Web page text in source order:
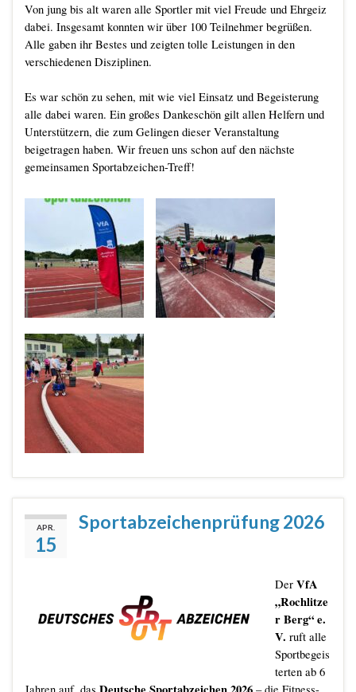
Von jung bis alt waren alle Sportler mit viel Freude und Ehrgeiz
dabei. Insgesamt konnten wir über 100 Teilnehmer begrüßen.
Alle gaben ihr Bestes und zeigten tolle Leistungen in den
verschiedenen Disziplinen.
Es war schön zu sehen, mit wie viel Einsatz und Begeisterung
alle dabei waren. Ein großes Dankeschön gilt allen Helfern und
Unterstützern, die zum Gelingen dieser Veranstaltung
beigetragen haben. Wir freuen uns schon auf den nächste
gemeinsamen Sportabzeichen-Treff!
APR.
15
Sportabzeichenprüfung 2026
Der VfA
„Rochlitze
r Berg“ e.
V. ruft alle
Sportbegeis
terten ab 6